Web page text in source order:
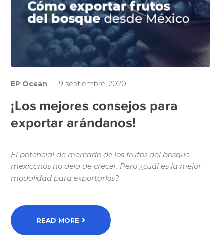
EP Ocean 9 septiembre, 2020
¡Los mejores consejos para
exportar arándanos!
El potencial de mercado de los frutos del bosque
mexicanos no deja de crecer. Pero ¿cuál es la mejor
modalidad para exportarlos?
READ MORE